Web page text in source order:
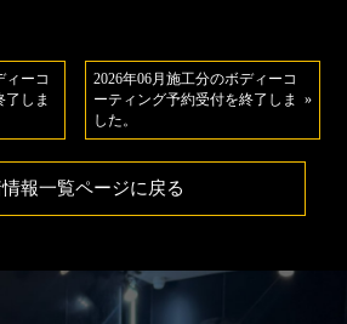
ィーコ
了しま
2026年06月施工分のボディーコ
ーティング予約受付を終了しま
した。
»
報一覧ページに戻る